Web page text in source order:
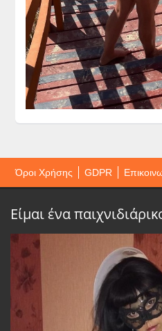
Όροι Χρήσης GDPR
Είμαι ένα